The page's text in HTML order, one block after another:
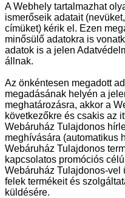
A Webhely tartalmazhat
ismerőseik adatait
címüket) kérik el. Ezen
minősülő adatokra is
adatok is a jelen
állnak.
Az önkéntesen megadott
megadásának helyén a
meghatározásra, akkor a
következőkre és csakis az
Webáruház Tulajdonos
meghívására (automatikus
Webáruház Tulajdonos
kapcsolatos promóciós
Webáruház Tulajdonos-
felek termékeit és
küldésére.